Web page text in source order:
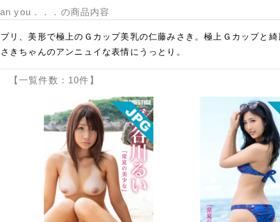
you．．．の商品内容
リ、美形で極上のＧカップ美乳の仁藤みさき。極上Ｇカップと
きちゃんのアンニュイな表情にうっとり。
一覧件数：10件】